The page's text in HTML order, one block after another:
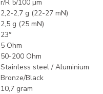
r/R 5/100 µm
2,2-2,7 g (22-27 mN)
2,5 g (25 mN)
23°
5 Ohm
50-200 Ohm
Stainless steel / Aluminium
Bronze/Black
10,7 gram